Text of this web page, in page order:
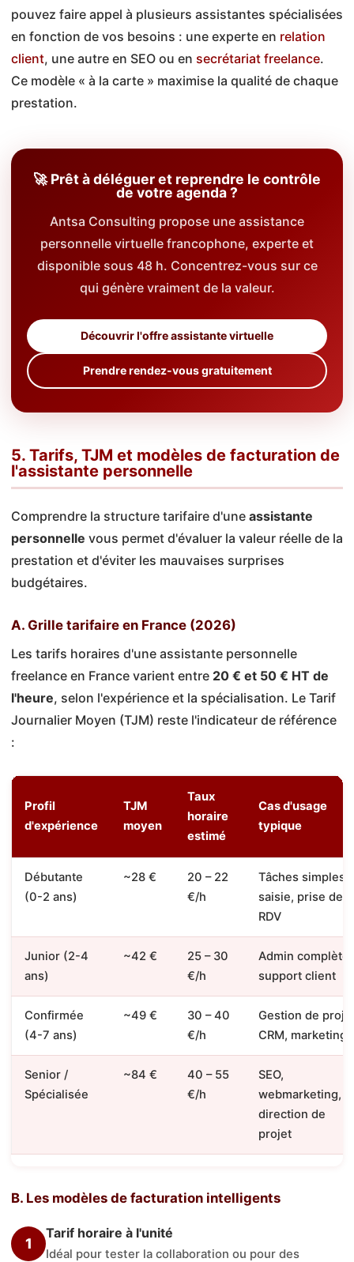
pouvez faire appel à plusieurs assistantes spécialisées
en fonction de vos besoins : une experte en relation
client, une autre en SEO ou en secrétariat freelance.
Ce modèle « à la carte » maximise la qualité de chaque
prestation.
🚀 Prêt à déléguer et reprendre le contrôle
de votre agenda ?
Antsa Consulting propose une assistance
personnelle virtuelle francophone, experte et
disponible sous 48 h. Concentrez-vous sur ce
qui génère vraiment de la valeur.
Découvrir l'offre assistante virtuelle
Prendre rendez-vous gratuitement
5. Tarifs, TJM et modèles de facturation de
l'assistante personnelle
Comprendre la structure tarifaire d'une assistante
personnelle vous permet d'évaluer la valeur réelle de la
prestation et d'éviter les mauvaises surprises
budgétaires.
A. Grille tarifaire en France (2026)
Les tarifs horaires d'une assistante personnelle
freelance en France varient entre 20 € et 50 € HT de
l'heure, selon l'expérience et la spécialisation. Le Tarif
Journalier Moyen (TJM) reste l'indicateur de référence
:
Profil
d'expérience
TJM
moyen
Taux
horaire
estimé
Cas d'usage
typique
Débutante
(0-2 ans)
~28 €
20 – 22
€/h
Tâches simples,
saisie, prise de
RDV
Junior (2-4
ans)
~42 €
25 – 30
€/h
Admin complète,
support client
Confirmée
(4-7 ans)
~49 €
30 – 40
€/h
Gestion de
CRM, marketing
Senior /
Spécialisée
~84 €
40 – 55
€/h
SEO,
webmarketing,
direction de
projet
B. Les modèles de facturation intelligents
1
Tarif horaire à l'unité
Idéal pour tester la collaboration ou pour des